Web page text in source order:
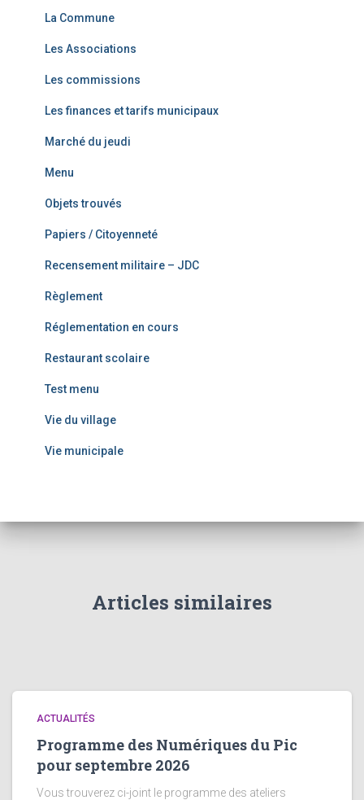
La Commune
Les Associations
Les commissions
Les finances et tarifs municipaux
Marché du jeudi
Menu
Objets trouvés
Papiers / Citoyenneté
Recensement militaire – JDC
Règlement
Réglementation en cours
Restaurant scolaire
Test menu
Vie du village
Vie municipale
Articles similaires
ACTUALITÉS
Programme des Numériques du Pic
pour septembre 2026
Vous trouverez ci-joint le programme des ateliers